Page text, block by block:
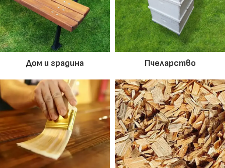
Дом и градина Пчеларство